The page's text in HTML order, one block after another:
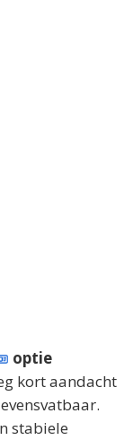
optie
kort aandacht
stabiele